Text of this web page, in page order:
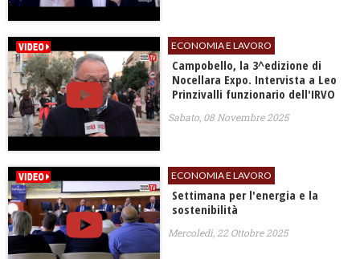
ECONOMIA E LAVORO
Campobello, la 3^edizione di
Nocellara Expo. Intervista a Leo
Prinzivalli funzionario dell'IRVO
Sabato, 08 Novembre 2025
ECONOMIA E LAVORO
Settimana per l'energia e la
sostenibilità
Mercoledì, 22 Ottobre 2025